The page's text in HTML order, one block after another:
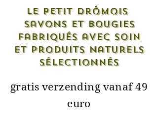
Le petit drômois
savons et bougies
fabriqués avec soin
et produits naturels
sélectionnés
gratis verzending vanaf 49
euro